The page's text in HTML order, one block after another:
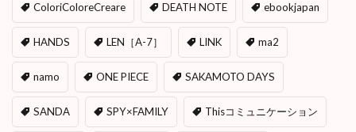
ColoriColoreCreare DEATH NOTE ebookjapan
HANDS LEN［A-7］ LINK ma2
namo ONE PIECE SAKAMOTO DAYS
SANDA SPY×FAMILY Thisコミュニケーション